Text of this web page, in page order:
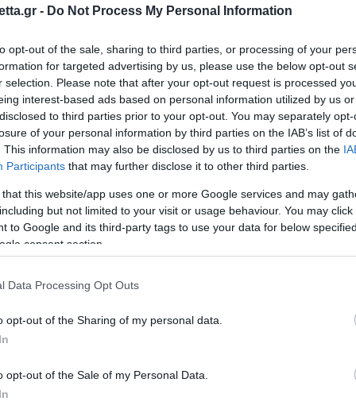
- Do Not Process My Personal Information
opt-out of the sale, sharing to third parties, or processing of your
for targeted advertising by us, please use the below opt-out
selection. Please note that after your opt-out request is processed
interest-based ads based on personal information utilized by us
to third parties prior to your opt-out. You may separately
of your personal information by third parties on the IAB’s list of
This information may also be disclosed by us to third parties on the
Participants that may further disclose it to other third parties.
that this website/app uses one or more Google services and may
but not limited to your visit or usage behaviour. You may
to Google and its third-party tags to use your data for below
consent section.
Data Processing Opt Outs
opt-out of the Sharing of my personal data.
opt-out of the Sale of my Personal Data.
άρθρα στα αποτελέσματα αναζήτησης.
του gazzetta.gr στην Google
στην κάμερα της ΕΡΤ μετά το παιχνίδι της ΑΕΚ
την απογοήτευσή της, όχι τόσο για το γκολ
οι φίλοι τηςΑΕΚαπό κουκουλοφόρους.
μας είναι μια νέα αρχή. Ξέραμε ότι το Μοσχάτο
συγκέντρωση και δεχτήκαμε το γκολ», είπε αρχικά η